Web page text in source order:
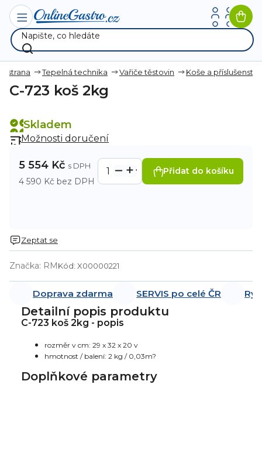
Přejít
obsah
strana Tepelná technika Vařiče těstovin Koše a příslušenství
C-723 koš 2kg
Značka: RMKód: X00000221
Skladem
Možnosti doručení
5 554 Kč
4 590 Kč bez DPH
Přidat do košíku
Zeptat se
Doprava zdarma SERVIS po celé ČR
Detailní popis produktu
C-723 koš 2kg - popis
rozměr v cm: 29 x 32 x 20 v
hmotnost / balení: 2 kg / 0,03m?
Doplňkové parametry